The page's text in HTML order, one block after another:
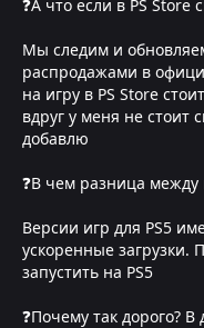
❓А что если в PS Store
Мы следим и
распродажами в
на игру в PS Store
вдруг у меня не стоит
добавлю
❓В чем разница между
Версии игр для PS5
ускоренные загрузки.
запустить на PS5
❓Почему так дорого?